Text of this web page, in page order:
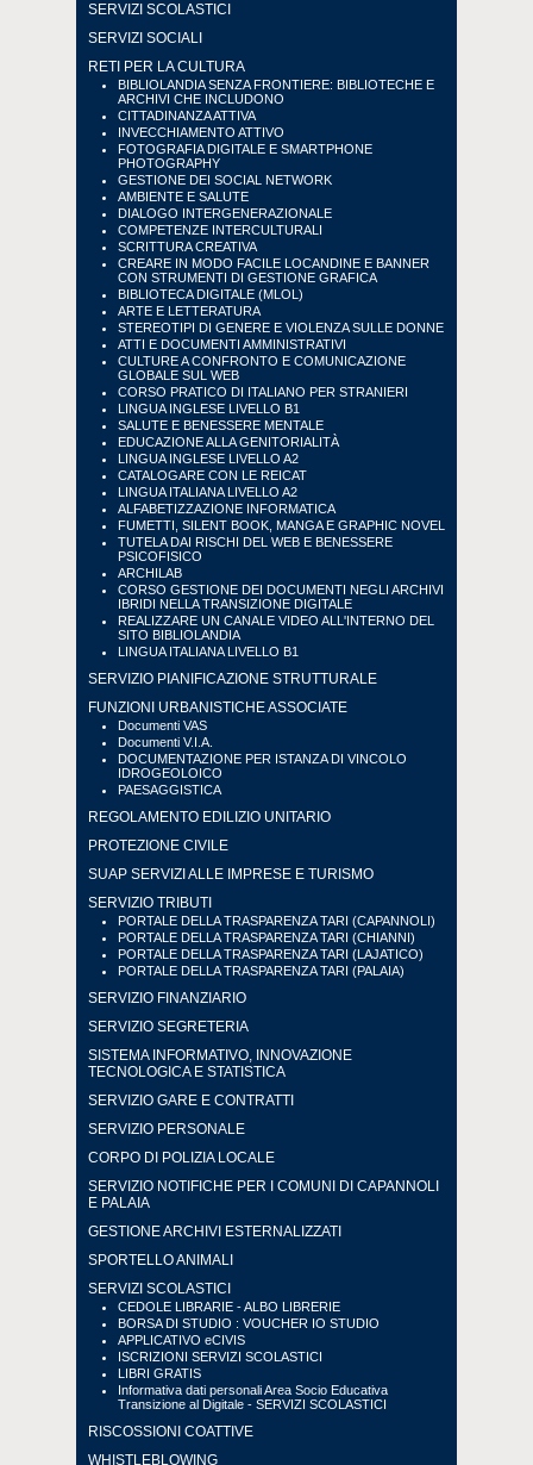
SERVIZI SCOLASTICI
SERVIZI SOCIALI
RETI PER LA CULTURA
BIBLIOLANDIA SENZA FRONTIERE: BIBLIOTECHE E
ARCHIVI CHE INCLUDONO
CITTADINANZA ATTIVA
INVECCHIAMENTO ATTIVO
FOTOGRAFIA DIGITALE E SMARTPHONE
PHOTOGRAPHY
GESTIONE DEI SOCIAL NETWORK
AMBIENTE E SALUTE
DIALOGO INTERGENERAZIONALE
COMPETENZE INTERCULTURALI
SCRITTURA CREATIVA
CREARE IN MODO FACILE LOCANDINE E BANNER
CON STRUMENTI DI GESTIONE GRAFICA
BIBLIOTECA DIGITALE (MLOL)
ARTE E LETTERATURA
STEREOTIPI DI GENERE E VIOLENZA SULLE DONNE
ATTI E DOCUMENTI AMMINISTRATIVI
CULTURE A CONFRONTO E COMUNICAZIONE
GLOBALE SUL WEB
CORSO PRATICO DI ITALIANO PER STRANIERI
LINGUA INGLESE LIVELLO B1
SALUTE E BENESSERE MENTALE
EDUCAZIONE ALLA GENITORIALITÀ
LINGUA INGLESE LIVELLO A2
CATALOGARE CON LE REICAT
LINGUA ITALIANA LIVELLO A2
ALFABETIZZAZIONE INFORMATICA
FUMETTI, SILENT BOOK, MANGA E GRAPHIC NOVEL
TUTELA DAI RISCHI DEL WEB E BENESSERE
PSICOFISICO
ARCHILAB
CORSO GESTIONE DEI DOCUMENTI NEGLI ARCHIVI
IBRIDI NELLA TRANSIZIONE DIGITALE
REALIZZARE UN CANALE VIDEO ALL'INTERNO DEL
SITO BIBLIOLANDIA
LINGUA ITALIANA LIVELLO B1
SERVIZIO PIANIFICAZIONE STRUTTURALE
FUNZIONI URBANISTICHE ASSOCIATE
Documenti VAS
Documenti V.I.A.
DOCUMENTAZIONE PER ISTANZA DI VINCOLO
IDROGEOLOICO
PAESAGGISTICA
REGOLAMENTO EDILIZIO UNITARIO
PROTEZIONE CIVILE
SUAP SERVIZI ALLE IMPRESE E TURISMO
SERVIZIO TRIBUTI
PORTALE DELLA TRASPARENZA TARI (CAPANNOLI)
PORTALE DELLA TRASPARENZA TARI (CHIANNI)
PORTALE DELLA TRASPARENZA TARI (LAJATICO)
PORTALE DELLA TRASPARENZA TARI (PALAIA)
SERVIZIO FINANZIARIO
SERVIZIO SEGRETERIA
SISTEMA INFORMATIVO, INNOVAZIONE
TECNOLOGICA E STATISTICA
SERVIZIO GARE E CONTRATTI
SERVIZIO PERSONALE
CORPO DI POLIZIA LOCALE
SERVIZIO NOTIFICHE PER I COMUNI DI CAPANNOLI
E PALAIA
GESTIONE ARCHIVI ESTERNALIZZATI
SPORTELLO ANIMALI
SERVIZI SCOLASTICI
CEDOLE LIBRARIE - ALBO LIBRERIE
BORSA DI STUDIO : VOUCHER IO STUDIO
APPLICATIVO eCIVIS
ISCRIZIONI SERVIZI SCOLASTICI
LIBRI GRATIS
Informativa dati personali Area Socio Educativa
Transizione al Digitale - SERVIZI SCOLASTICI
RISCOSSIONI COATTIVE
WHISTLEBLOWING